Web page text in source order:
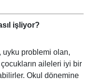
işliyor?
uyku problemi olan,
aileleri iyi bir
Okul dönemine